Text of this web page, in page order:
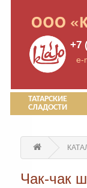
+7
e-
ТАТАРСКИЕ
СЛАДОСТИ
Чак-чак